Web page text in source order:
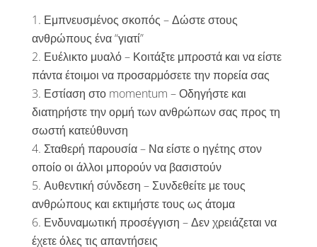
Εμπνευσμένος σκοπός – Δώστε στους
ανθρώπους ένα “γιατί”
Ευέλικτο μυαλό – Κοιτάξτε μπροστά και να είστε
πάντα έτοιμοι να προσαρμόσετε την πορεία σας
Εστίαση στο momentum – Οδηγήστε και
διατηρήστε την ορμή των ανθρώπων σας προς τη
σωστή κατεύθυνση
Σταθερή παρουσία – Να είστε ο ηγέτης στον
οποίο οι άλλοι μπορούν να βασιστούν
Αυθεντική σύνδεση – Συνδεθείτε με τους
ανθρώπους και εκτιμήστε τους ως άτομα
Ενδυναμωτική προσέγγιση – Δεν χρειάζεται να
έχετε όλες τις απαντήσεις